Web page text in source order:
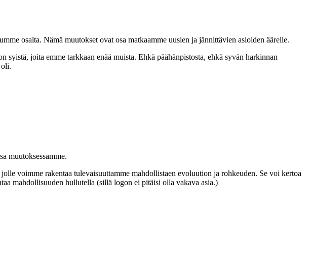
osalta. Nämä muutokset ovat osa matkaamme uusien ja jännittävien asioiden äärelle.
joita emme tarkkaan enää muista. Ehkä päähänpistosta, ehkä syvän harkinnan
muutoksessamme.
voimme rakentaa tulevaisuuttamme mahdollistaen evoluution ja rohkeuden. Se voi kertoa
mahdollisuuden hullutella (sillä logon ei pitäisi olla vakava asia.)